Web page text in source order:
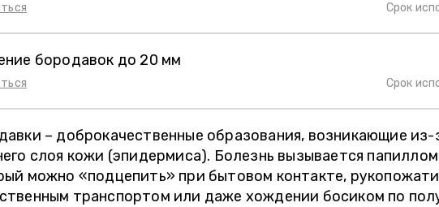
Срок
бородавок до 20 мм
Срок
– доброкачественные образования, возникающие из-
слоя кожи (эпидермиса). Болезнь вызывается
можно «подцепить» при бытовом контакте,
транспортом или даже хождении босиком по